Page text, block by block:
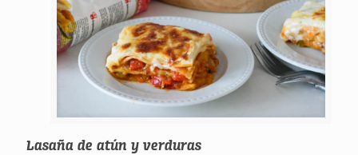
Lasaña de atún y verduras